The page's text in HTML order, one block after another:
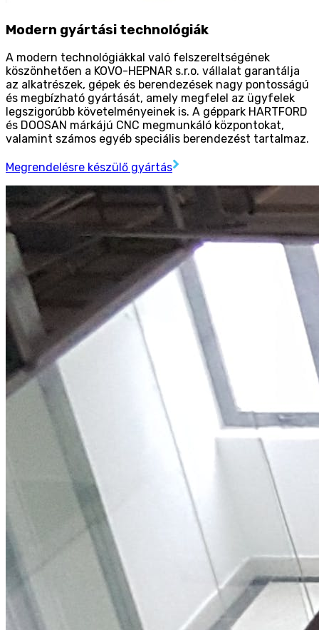
Modern gyártási technológiák
A modern technológiákkal való felszereltségének
köszönhetően a KOVO-HEPNAR s.r.o. vállalat garantálja
az alkatrészek, gépek és berendezések nagy pontosságú
és megbízható gyártását, amely megfelel az ügyfelek
legszigorúbb követelményeinek is. A géppark HARTFORD
és DOOSAN márkájú CNC megmunkáló központokat,
valamint számos egyéb speciális berendezést tartalmaz.
Megrendelésre készülő gyártás